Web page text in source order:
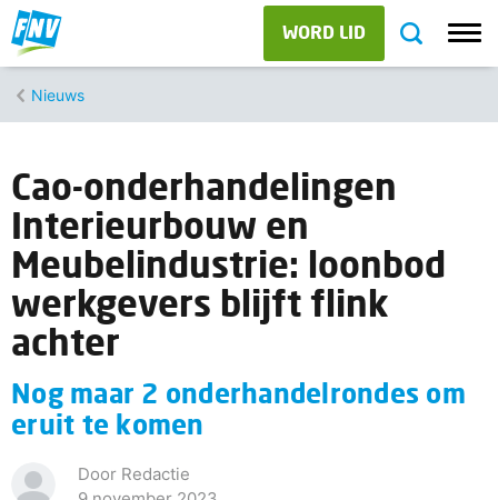
WORD LID
Nieuws
Cao-onderhandelingen
Interieurbouw en
Meubelindustrie: loonbod
werkgevers blijft flink
achter
Nog maar 2 onderhandelrondes om
eruit te komen
Door Redactie